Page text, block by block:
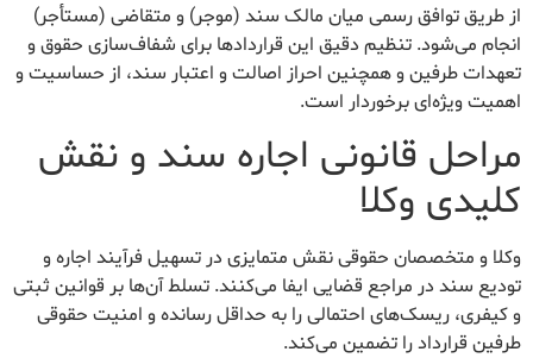
از طریق توافق رسمی میان مالک سند (موجر) و متقاضی (مستأجر)
انجام می‌شود. تنظیم دقیق این قراردادها برای شفاف‌سازی حقوق و
تعهدات طرفین و همچنین احراز اصالت و اعتبار سند، از حساسیت و
اهمیت ویژه‌ای برخوردار است.
مراحل قانونی اجاره سند و نقش
کلیدی وکلا
وکلا و متخصصان حقوقی نقش متمایزی در تسهیل فرآیند اجاره و
تودیع سند در مراجع قضایی ایفا می‌کنند. تسلط آن‌ها بر قوانین ثبتی
و کیفری، ریسک‌های احتمالی را به حداقل رسانده و امنیت حقوقی
طرفین قرارداد را تضمین می‌کند.